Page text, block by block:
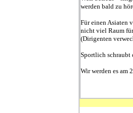
werden bald zu
Für einen Asiaten
nicht viel Raum
(Dirigenten
Sportlich schraubt
Wir werden es am